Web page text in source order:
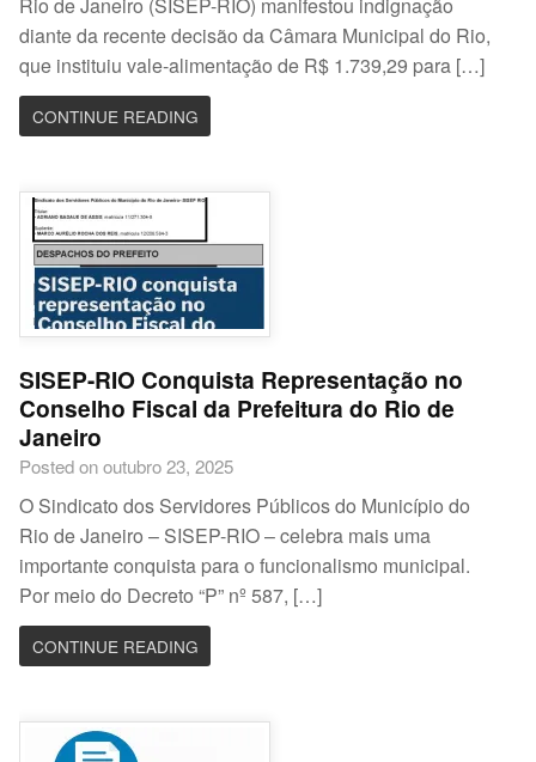
diante da recente decisão da Câmara Municipal do Rio,
que instituiu vale-alimentação de R$ 1.739,29 para […]
CONTINUE READING
SISEP-RIO Conquista Representação no
Conselho Fiscal da Prefeitura do Rio de
Janeiro
Posted on outubro 23, 2025
O Sindicato dos Servidores Públicos do Município do
Rio de Janeiro – SISEP-RIO – celebra mais uma
importante conquista para o funcionalismo municipal.
Por meio do Decreto “P” nº 587, […]
CONTINUE READING